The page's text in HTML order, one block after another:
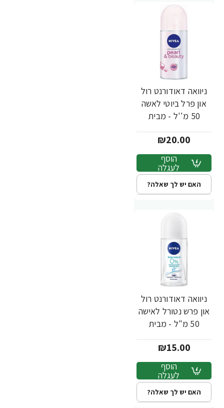
ניוואה דאודורנט רול
און פרל ביוטי לאשה
50 מ''ל - מבית
₪20.00
הוסף
לעגלה
האם יש לך שאלה?
ניוואה דאודורנט רול
און פרש נטורל לאישה
50 מ"ל - מבית
₪15.00
הוסף
לעגלה
האם יש לך שאלה?